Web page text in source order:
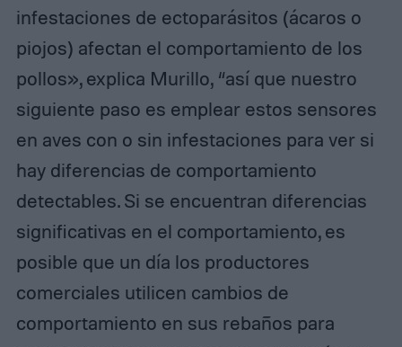
infestaciones de ectoparásitos (ácaros o
piojos) afectan el comportamiento de los
pollos», explica Murillo, “así que nuestro
siguiente paso es emplear estos sensores
en aves con o sin infestaciones para ver si
hay diferencias de comportamiento
detectables. Si se encuentran diferencias
significativas en el comportamiento, es
posible que un día los productores
comerciales utilicen cambios de
comportamiento en sus rebaños para